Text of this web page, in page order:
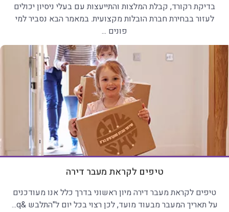
בדיקת רקורד, קבלת המלצות והתייעצות עם בעלי ניסיון יכולים
לעזור בבחירת חברת הובלות מקצועית. במאמר הבא נסביר למי
פונים ...
טיפים לקראת מעבר דירה
טיפים לקראת מעבר דירה מיון ראשוני בדרך כלל אנו מעודכנים
על תאריך המעבר מבעוד מועד, לכן רצוי בכל יום ל"התלבש &q...